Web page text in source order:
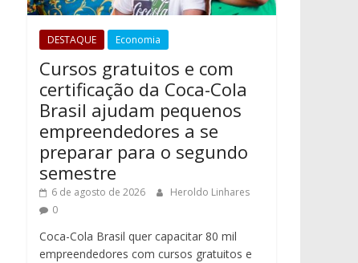
DESTAQUE Economia
Cursos gratuitos e com
certificação da Coca-Cola
Brasil ajudam pequenos
empreendedores a se
preparar para o segundo
semestre
6 de agosto de 2026
Heroldo Linhares
0
Coca-Cola Brasil quer capacitar 80 mil
empreendedores com cursos gratuitos e